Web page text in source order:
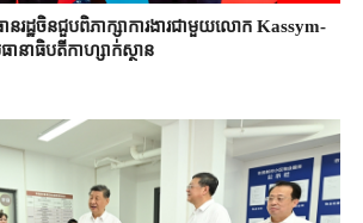
រដ្ឋចិន​ជួបពិភាក្សា​ការងារជាមួយ​លោក Kassym-
នាធិបតី​កាហ្សាក់ស្ថាន​